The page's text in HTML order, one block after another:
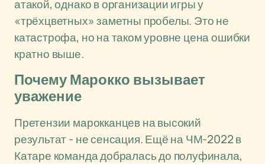
атакой, однако в организации игры у
«трёхцветных» заметны пробелы. Это не
катастрофа, но на таком уровне цена ошибки
кратно выше.
Почему Марокко вызывает
уважение
Претензии марокканцев на высокий
результат - не сенсация. Ещё на ЧМ-2022 в
Катаре команда добралась до полуфинала,